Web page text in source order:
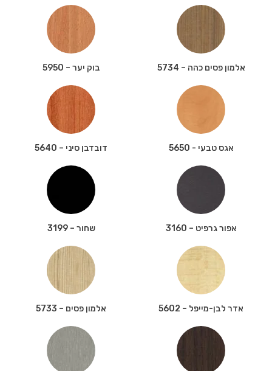
אלמון פסים כהה – 5734 בוק יער – 5950
אגס טבעי - 5650 דובדבן סיני – 5640
אפור גרפיט – 3160 שחור – 3199
אדר לבן-מייפל – 5602 אלמון פסים – 5733